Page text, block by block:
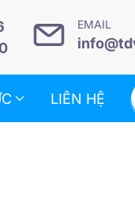
EMAIL
LIÊN HỆ